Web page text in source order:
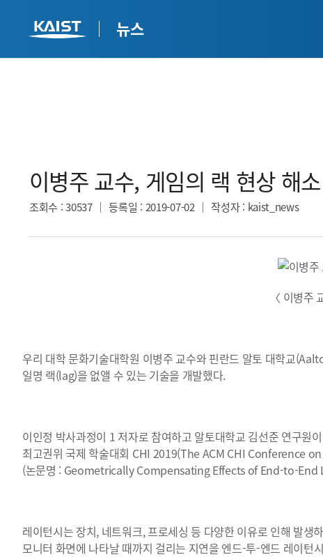
뉴스
이병주 교수, 게임의 랙 현상 해
조회수 : 30537 등록일 : 2019-07-02 작성자: kaist_news
〈 이병주
우리 대학 문화기술대학원 이병주 교수와 핀란드 알토 대학교
일명 랙(lag)을 없앨 수 있는 기술을 개발했다.
이인정 박사과정이 1 저자로 참여하고 알토대학교 김선준 연구원
최고권위 국제 학술대회 CHI 2019(The ACM CHI Conference
(논문명 : Geometrically Compensating Effects of End-to-
레이턴시는 장치, 네트워크, 프로세싱 등 다양한 이유로 인해 발
모니터 화면에 나타날 때까지 걸리는 지연을 엔드-투-엔드 레이